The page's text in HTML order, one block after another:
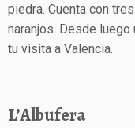
piedra. Cuenta con
naranjos. Desde luego
tu visita a Valencia.
L’Albufera